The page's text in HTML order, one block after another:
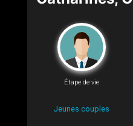
Étape de vie
Jeunes couples